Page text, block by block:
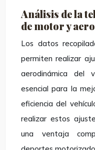
Análisis de la
de motor y
Los datos
permiten realizar
aerodinámica del
esencial para la
eficiencia del
realizar estos
una ventaja